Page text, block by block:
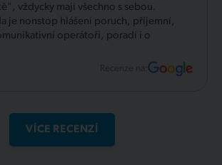
vždycky mají všechno s sebou.
je nonstop hlášení poruch, příjemní,
operátoři, poradí i o
Recenze na:
VÍCE RECENZÍ